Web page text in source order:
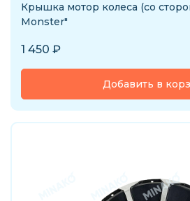
Крышка мотор колеса (со
Monster"
1 450 ₽
Добавить в